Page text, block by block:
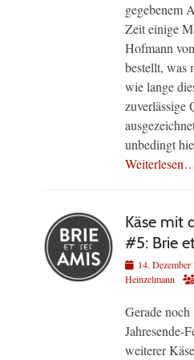
gegebenem
Zeit einige
Hofmann
bestellt, was
wie lange
zuverlässige
unbedingt
Weiterlesen…
Käse mit
#5: Brie
Veröffentlicht
am
14. Dezember
Heinzelmann
Gerade
Jahresende-
weiterer